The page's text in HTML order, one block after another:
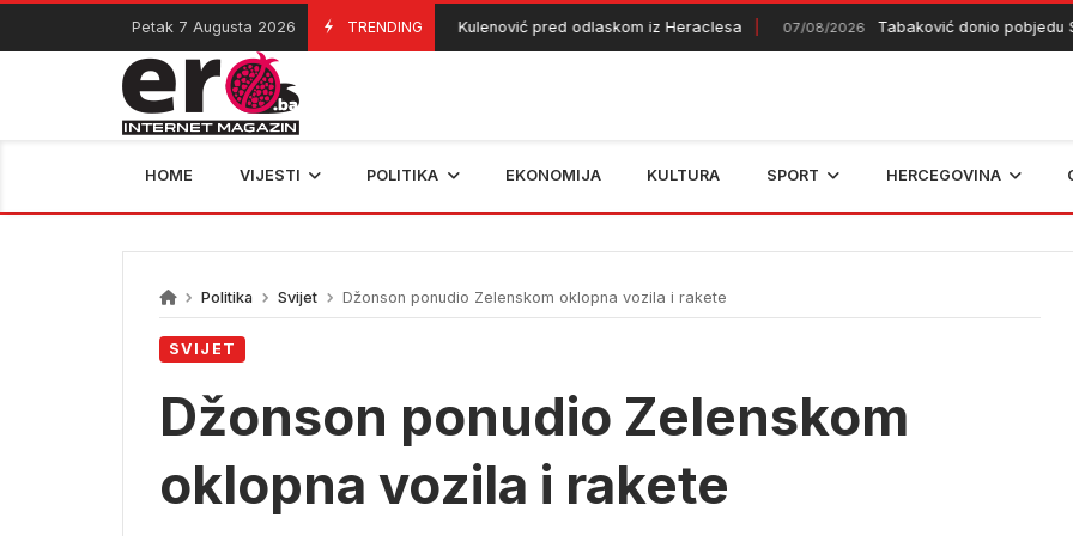
Skip
content
Petak 7 Augusta 2026 TRENDING
07/08/2026 Kulenović pred odlaskom iz Heraclesa 07/08/2026 Tabaković donio pobjedu
HOME VIJESTI POLITIKA EKONOMIJA KULTURA SPORT HERCEGOVINA
Politika Svijet Džonson ponudio Zelenskom oklopna vozila i rakete
SVIJET
Džonson ponudio Zelenskom
oklopna vozila i rakete